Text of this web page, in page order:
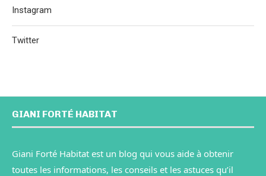
Instagram
Twitter
GIANI FORTÉ HABITAT
Giani Forté Habitat est un blog qui vous aide à obtenir
toutes les informations, les conseils et les astuces qu’il